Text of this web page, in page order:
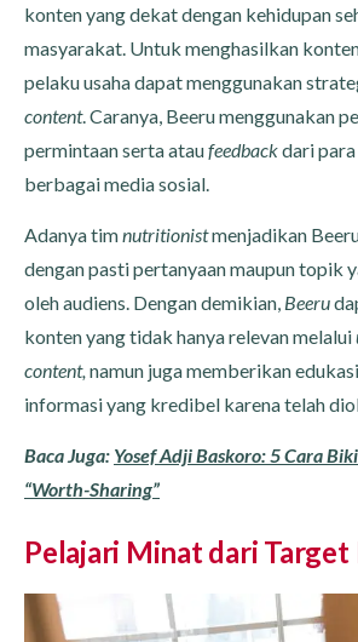
konten yang dekat dengan kehidupan
masyarakat. Untuk menghasilkan
pelaku usaha dapat menggunakan
content. Caranya, Beeru menggunakan
permintaan serta ataufeedbackdari
berbagai media sosial.
Adanya timnutritionistmenjadikan
dengan pasti pertanyaan maupun topik
oleh audiens. Dengan demikian, Beeru
konten yang tidak hanya relevan melalui
content, namun juga memberikan
informasi yang kredibel karena telah
Baca Juga: Yosef Adji Baskoro: 5 Cara
“Worth-Sharing”
Pelajari Minat dari